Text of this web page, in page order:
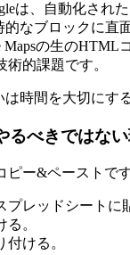
は、自動化され
なブロックに直
Mapsの生の
的課題です。
時間を大切にす
るべきではな
ー&ペーストで
レッドシートに
。
ける。